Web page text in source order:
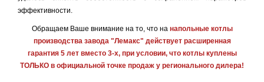
эффективности.
Обращаем Ваше внимание на то, что на напольные котлы
производства завода "Лемакс" действует расширенная
гарантия 5 лет вместо 3-х, при условии, что котлы куплены
ТОЛЬКО в официальной точке продаж у регионального дилера!